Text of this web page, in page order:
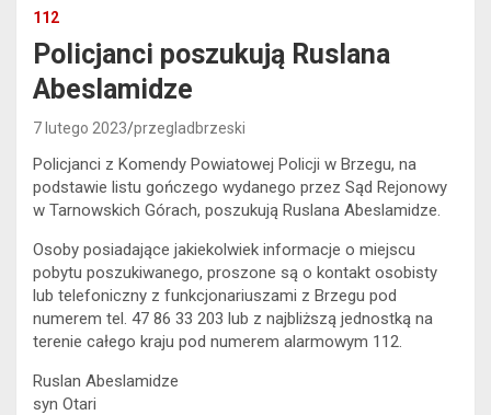
112
Policjanci poszukują Ruslana
Abeslamidze
7 lutego 2023 przegladbrzeski
Policjanci z Komendy Powiatowej Policji w Brzegu, na
podstawie listu gończego wydanego przez Sąd Rejonowy
w Tarnowskich Górach, poszukują Ruslana Abeslamidze.
Osoby posiadające jakiekolwiek informacje o miejscu
pobytu poszukiwanego, proszone są o kontakt osobisty
lub telefoniczny z funkcjonariuszami z Brzegu pod
numerem tel. 47 86 33 203 lub z najbliższą jednostką na
terenie całego kraju pod numerem alarmowym 112.
Ruslan Abeslamidze
syn Otari